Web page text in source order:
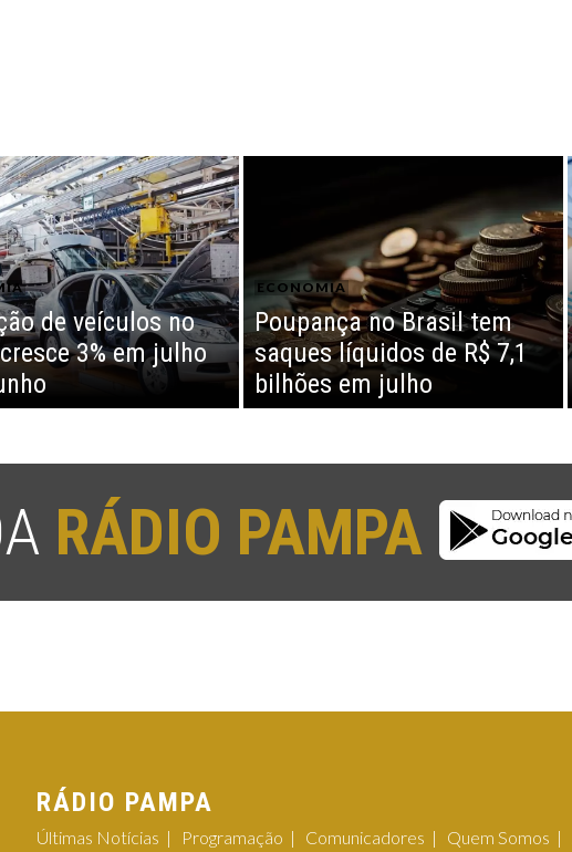
de veículos no
3% em julho
ECONOMIA
Poupança no Brasil tem
saques líquidos de R$ 7,1
bilhões em julho
RÁDIO PAMPA
RÁDIO PAMPA
Últimas Notícias Programação Comunicadores Quem Somos